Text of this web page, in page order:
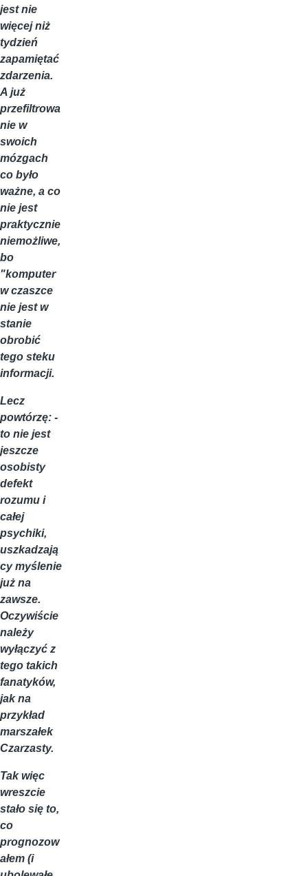
jest nie
więcej niż
tydzień
zapamiętać
zdarzenia.
A już
przefiltrowa
nie w
swoich
mózgach
co było
ważne, a co
nie jest
praktycznie
niemożliwe,
bo
"komputer
w czaszce
nie jest w
stanie
obrobić
tego steku
informacji.
Lecz
powtórzę: -
to nie jest
jeszcze
osobisty
defekt
rozumu i
całej
psychiki,
uszkadzają
cy myślenie
już na
zawsze.
Oczywiście
należy
wyłączyć z
tego takich
fanatyków,
jak na
przykład
marszałek
Czarzasty.
Tak więc
wreszcie
stało się to,
co
prognozow
ałem (i